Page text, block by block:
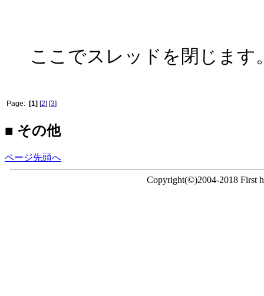
ここでスレッドを閉じます
Page: [1] [2] [3]
■ その他
ページ先頭へ
Copyright(©)2004-2018 First